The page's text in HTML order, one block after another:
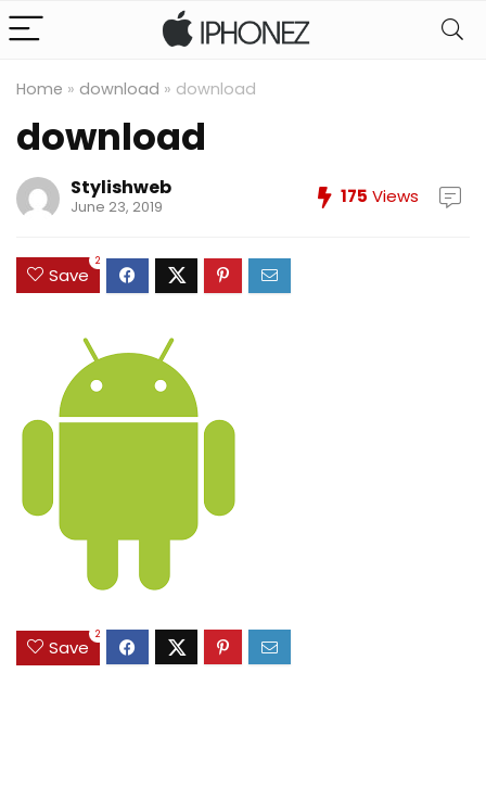
Home » download » download
download
Stylishweb
June 23, 2019 175 Views
Save
2
Save
2